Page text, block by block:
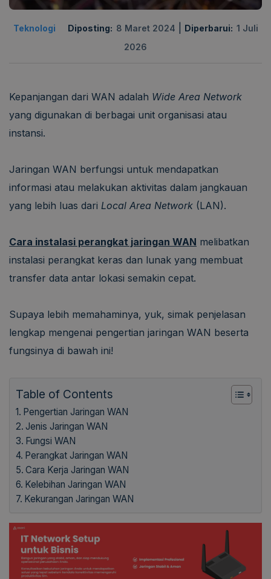
Teknologi Diposting: 8 Maret 2024 Diperbarui: 1 Juli
2026
Kepanjangan dari WAN adalah Wide Area Network
yang digunakan di berbagai unit organisasi atau
instansi.
Jaringan WAN berfungsi untuk mendapatkan
informasi atau melakukan aktivitas dalam jangkauan
yang lebih luas dari Local Area Network (LAN).
Cara instalasi perangkat jaringan WAN melibatkan
instalasi perangkat keras dan lunak yang membuat
transfer data antar lokasi semakin cepat.
Supaya lebih memahaminya, yuk, simak penjelasan
lengkap mengenai pengertian jaringan WAN beserta
fungsinya di bawah ini!
Table of Contents
Pengertian Jaringan WAN
Jenis Jaringan WAN
Fungsi WAN
Perangkat Jaringan WAN
Cara Kerja Jaringan WAN
Kelebihan Jaringan WAN
Kekurangan Jaringan WAN